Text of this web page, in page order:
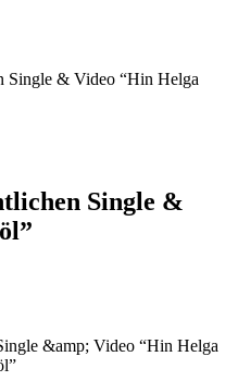
Single & Video “Hin Helga
Single &